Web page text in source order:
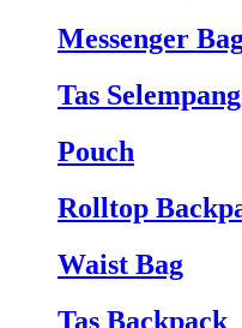
Messenger
Tas Selempang
Pouch
Rolltop
Waist Bag
Tas Backpack